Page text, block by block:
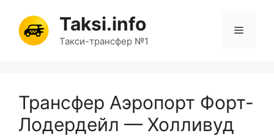
содержимому
Taksi.info
Такси-трансфер №1
Меню
Трансфер Аэропорт Форт-
Лодердейл — Холливуд